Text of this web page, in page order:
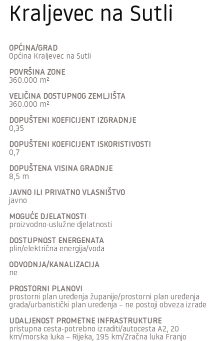
Kraljevec na Sutli
OPĆINA/GRAD
Općina Kraljevec na Sutli
POVRŠINA ZONE
360.000 m²
VELIČINA DOSTUPNOG ZEMLJIŠTA
360.000 m²
DOPUŠTENI KOEFICIJENT IZGRADNJE
0,35
DOPUŠTENI KOEFICIJENT ISKORISTIVOSTI
0,7
DOPUŠTENA VISINA GRADNJE
8,5 m
JAVNO ILI PRIVATNO VLASNIŠTVO
javno
MOGUĆE DJELATNOSTI
proizvodno-uslužne djelatnosti
DOSTUPNOST ENERGENATA
plin/električna energija/voda
ODVODNJA/KANALIZACIJA
ne
PROSTORNI PLANOVI
prostorni plan uređenja županije/prostorni plan uređenja
grada/urbanistički plan uređenja – ne postoji obveza izrade
UDALJENOST PROMETNE INFRASTRUKTURE
pristupna cesta-potrebno izraditi/autocesta A2, 20
km/morska luka – Rijeka, 195 km/Zračna luka Franjo